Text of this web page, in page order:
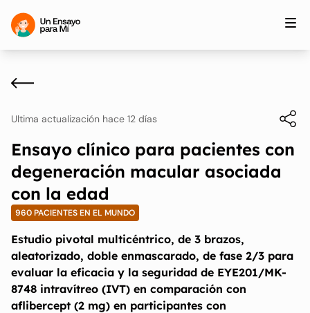
Ultima actualización hace 12 días
Ensayo clínico para pacientes con
degeneración macular asociada
con la edad
960 PACIENTES EN EL MUNDO
Estudio pivotal multicéntrico, de 3 brazos,
aleatorizado, doble enmascarado, de fase 2/3 para
evaluar la eficacia y la seguridad de EYE201/MK-
8748 intravítreo (IVT) en comparación con
aflibercept (2 mg) en participantes con